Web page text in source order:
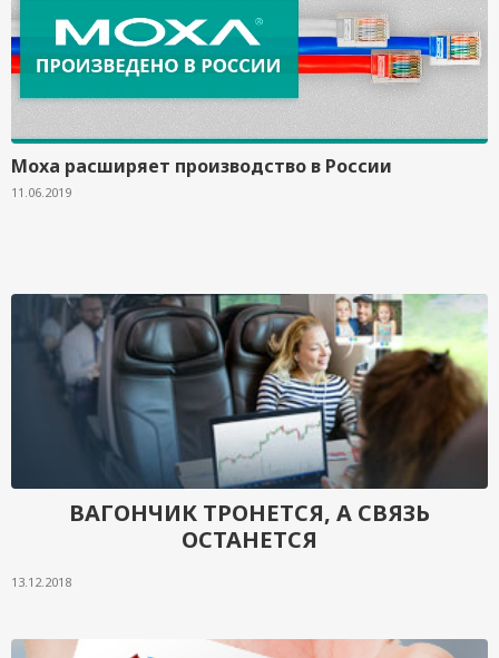
Moxa расширяет производство в России
11.06.2019
ВАГОНЧИК ТРОНЕТСЯ, А СВЯЗЬ
ОСТАНЕТСЯ
13.12.2018